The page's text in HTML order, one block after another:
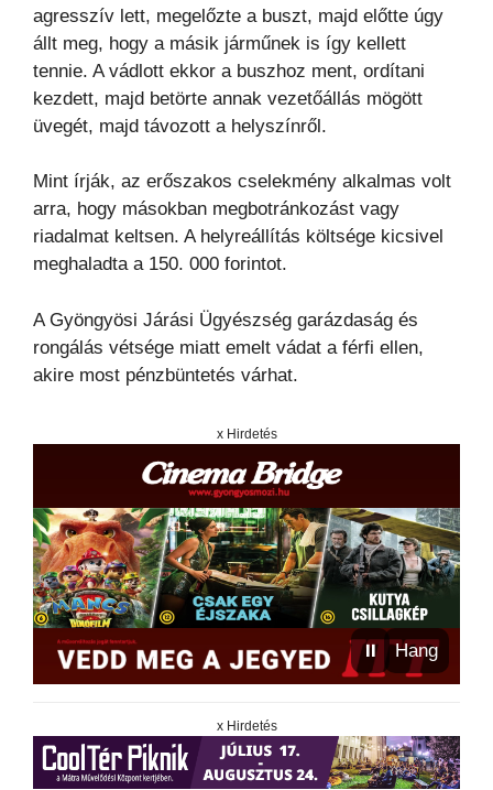
agresszív lett, megelőzte a buszt, majd előtte úgy
állt meg, hogy a másik járműnek is így kellett
tennie. A vádlott ekkor a buszhoz ment, ordítani
kezdett, majd betörte annak vezetőállás mögött
üvegét, majd távozott a helyszínről.
Mint írják, az erőszakos cselekmény alkalmas volt
arra, hogy másokban megbotránkozást vagy
riadalmat keltsen. A helyreállítás költsége kicsivel
meghaladta a 150. 000 forintot.
A Gyöngyösi Járási Ügyészség garázdaság és
rongálás vétsége miatt emelt vádat a férfi ellen,
akire most pénzbüntetés várhat.
x Hirdetés
⏸ Hang
x Hirdetés